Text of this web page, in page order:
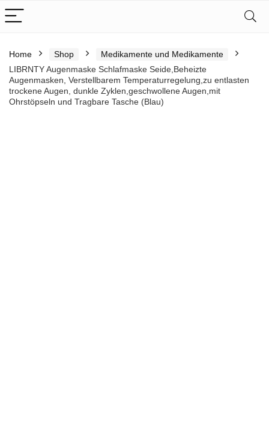
Home Shop
Medikamente und Medikamente
LIBRNTY Augenmaske Schlafmaske Seide,Beheizte
Augenmasken, Verstellbarem Temperaturregelung,zu entlasten
trockene Augen, dunkle Zyklen,geschwollene Augen,mit
Ohrstöpseln und Tragbare Tasche (Blau)